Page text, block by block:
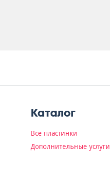
Каталог
Все пластинки
Дополнительные услуги